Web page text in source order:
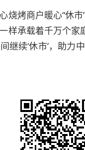
烤商户暖心“休市
样承载着千万个
继续‘休市’，助力